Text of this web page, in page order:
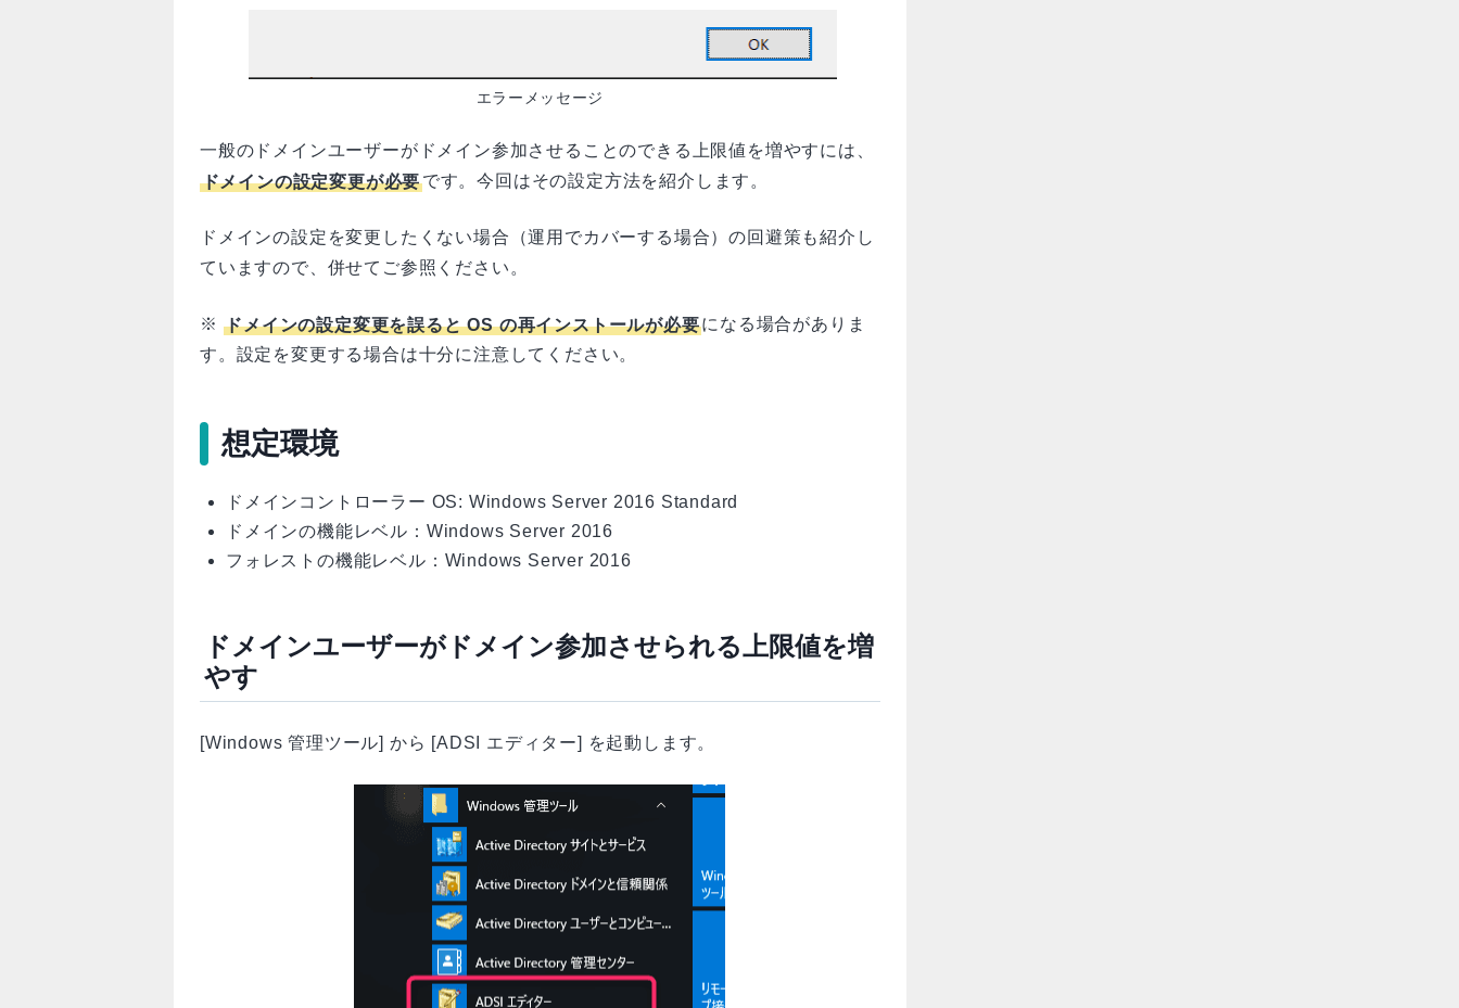
エラーメッセージ
一般のドメインユーザーがドメイン参加させることのできる上限値を増やすには、
ドメインの設定変更が必要です。今回はその設定方法を紹介します。
ドメインの設定を変更したくない場合（運用でカバーする場合）の回避策も紹介し
ていますので、併せてご参照ください。
※ ドメインの設定変更を誤ると OS の再インストールが必要になる場合がありま
す。設定を変更する場合は十分に注意してください。
想定環境
ドメインコントローラー OS: Windows Server 2016 Standard
ドメインの機能レベル：Windows Server 2016
フォレストの機能レベル：Windows Server 2016
ドメインユーザーがドメイン参加させられる上限値を増
やす
[Windows 管理ツール] から [ADSI エディター] を起動します。